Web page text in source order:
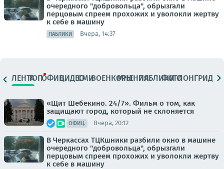
очередного "добровольца", обрызгали
перцовым спреем прохожих и уволокли жертву
к себе в машину
ПАБЛИКИ Вчера, 14:37
ЛЕНТАТОПОФИЦ.ВИДЕОСМИВОЕНКОРЫМНЕНИЯПАБЛИКИ
ФОТОЛОНГРИДЫ
«Щит Шебекино. 24/7». Фильм о том, как
защищают город, который не склоняется
ОФИЦ. Вчера, 20:12
В Черкассах ТЦКшники разбили окно в машине
очередного "добровольца", обрызгали
перцовым спреем прохожих и уволокли жертву
к себе в машину